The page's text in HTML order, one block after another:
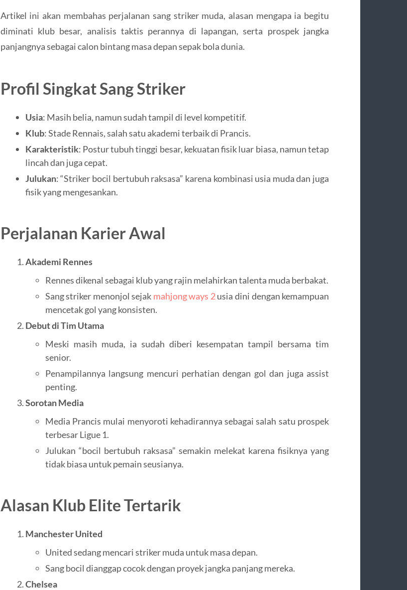
Artikel ini akan membahas perjalanan sang striker muda, alasan mengapa ia begitu
diminati klub besar, analisis taktis perannya di lapangan, serta prospek jangka
panjangnya sebagai calon bintang masa depan sepak bola dunia.
Profil Singkat Sang Striker
Usia: Masih belia, namun sudah tampil di level kompetitif.
Klub: Stade Rennais, salah satu akademi terbaik di Prancis.
Karakteristik: Postur tubuh tinggi besar, kekuatan fisik luar biasa, namun tetap
lincah dan juga cepat.
Julukan: “Striker bocil bertubuh raksasa” karena kombinasi usia muda dan juga
fisik yang mengesankan.
Perjalanan Karier Awal
Akademi Rennes
Rennes dikenal sebagai klub yang rajin melahirkan talenta muda berbakat.
Sang striker menonjol sejak mahjong ways 2usia dini dengan kemampuan
mencetak gol yang konsisten.
Debut di Tim Utama
Meski masih muda, ia sudah diberi kesempatan tampil bersama tim
senior.
Penampilannya langsung mencuri perhatian dengan gol dan juga assist
penting.
Sorotan Media
Media Prancis mulai menyoroti kehadirannya sebagai salah satu prospek
terbesar Ligue 1.
Julukan “bocil bertubuh raksasa” semakin melekat karena fisiknya yang
tidak biasa untuk pemain seusianya.
Alasan Klub Elite Tertarik
Manchester United
United sedang mencari striker muda untuk masa depan.
Sang bocil dianggap cocok dengan proyek jangka panjang mereka.
Chelsea